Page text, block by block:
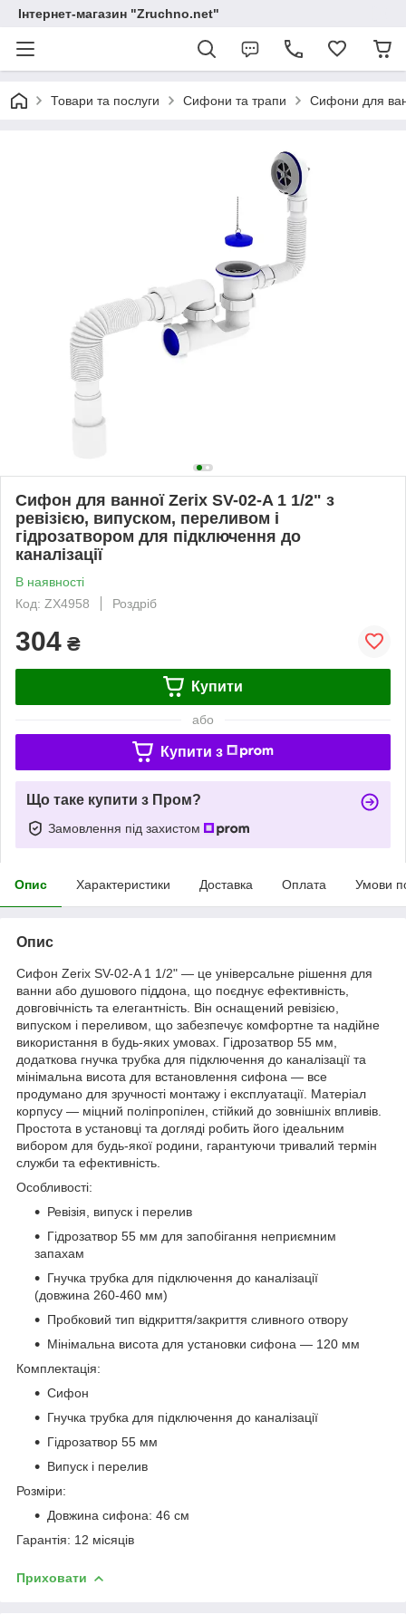
Інтернет-магазин "Zruchno.net"
Товари та послуги Сифони та трапи Сифони для
Сифон для ванної Zerix SV-02-A 1 1/2" з
ревізією, випуском, переливом і
гідрозатвором для підключення до
каналізації
В наявності
Код: ZX4958
Роздріб
304 ₴
Купити
або
Купити з
Що таке купити з Пром?
Замовлення під захистом
Опис Характеристики Доставка Оплата Умови
Опис
Сифон Zerix SV-02-A 1 1/2" — це універсальне рішення для
ванни або душового піддона, що поєднує ефективність,
довговічність та елегантність. Він оснащений ревізією,
випуском і переливом, що забезпечує комфортне та надійне
використання в будь-яких умовах. Гідрозатвор 55 мм,
додаткова гнучка трубка для підключення до каналізації та
мінімальна висота для встановлення сифона — все
продумано для зручності монтажу і експлуатації. Матеріал
корпусу — міцний поліпропілен, стійкий до зовнішніх впливів.
Простота в установці та догляді робить його ідеальним
вибором для будь-якої родини, гарантуючи тривалий термін
служби та ефективність.
Особливості:
Ревізія, випуск і перелив
Гідрозатвор 55 мм для запобігання неприємним
запахам
Гнучка трубка для підключення до каналізації
(довжина 260-460 мм)
Пробковий тип відкриття/закриття сливного отвору
Мінімальна висота для установки сифона — 120 мм
Комплектація:
Сифон
Гнучка трубка для підключення до каналізації
Гідрозатвор 55 мм
Випуск і перелив
Розміри:
Довжина сифона: 46 см
Гарантія: 12 місяців
Приховати